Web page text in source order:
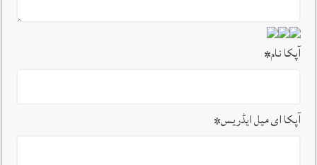
آپکا نام*
آپکا ای میل ایڈریس*